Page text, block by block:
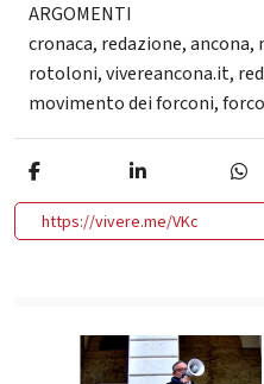
ARGOMENTI
cronaca, redazione,ancona,
rotoloni,vivereancona.it,
movimento dei forconi,
https://vivere.me/VKc